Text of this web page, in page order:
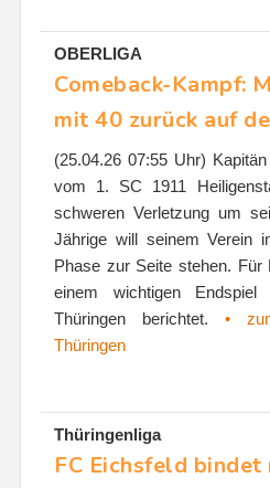
OBERLIGA
Comeback-Kampf:
mit 40 zurück auf
(25.04.26 07:55 Uhr)
vom 1. SC 1911
schweren Verletzung um
Jährige will seinem Verein
Phase zur Seite stehen. Für
einem wichtigen
Thüringen berichtet. •
Thüringen
Thüringenliga
FC Eichsfeld bindet